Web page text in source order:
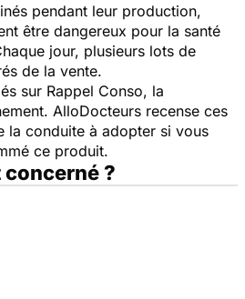
pendant leur production,
être dangereux pour la santé
jour, plusieurs lots de
de la vente.
sur Rappel Conso, la
AlloDocteurs recense ces
la conduite à adopter si vous
ce produit.
?